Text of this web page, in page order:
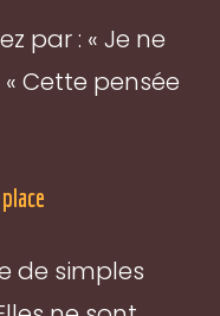
par : « Je ne
Cette pensée
de simples